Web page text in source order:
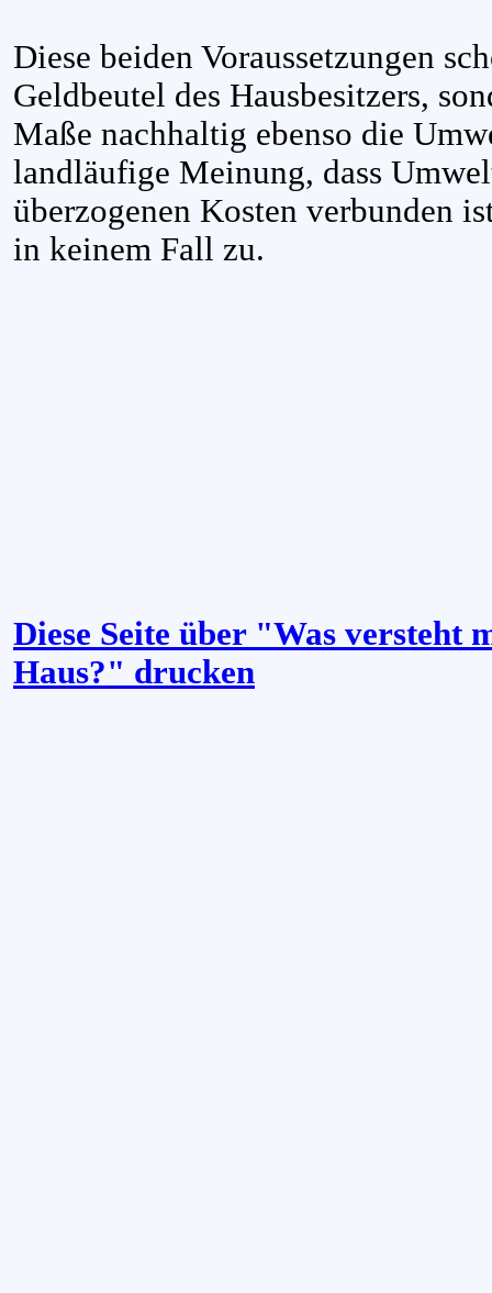
Diese beiden Voraussetzungen
Geldbeutel des Hausbesitzers,
Maße nachhaltig ebenso die
landläufige Meinung, dass
überzogenen Kosten verbunden
in keinem Fall zu.
Diese Seite über "Was versteht
Haus?" drucken